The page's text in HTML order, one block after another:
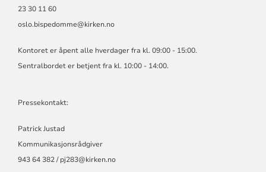
23 30 11 60
oslo.bispedomme@kirken.no
Kontoret er åpent alle hverdager fra kl. 09:00 - 15:00.
Sentralbordet er betjent fra kl. 10:00 - 14:00.
Pressekontakt:
Patrick Justad
Kommunikasjonsrådgiver
943 64 382 / pj283@kirken.no